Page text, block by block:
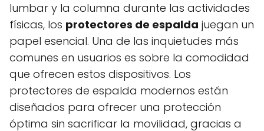
lumbar y la columna durante las actividades
físicas, los protectores de espalda juegan un
papel esencial. Una de las inquietudes más
comunes en usuarios es sobre la comodidad
que ofrecen estos dispositivos. Los
protectores de espalda modernos están
diseñados para ofrecer una protección
óptima sin sacrificar la movilidad, gracias a